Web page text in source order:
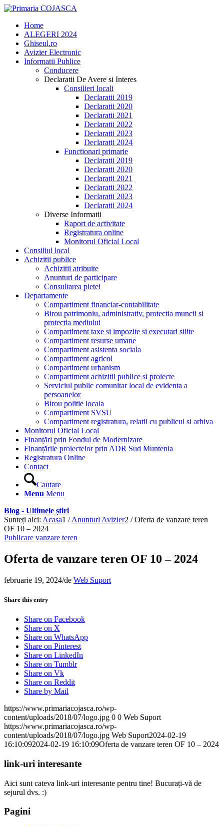
Home
ALEGERI 2024
Ghiseul.ro
Avizier Electronic
Informatii Publice
Conducere
Declaratii De Avere si Interes
Consilieri locali
Declaratii 2019
Declaratii 2020
Declaratii 2021
Declaratii 2022
Declaratii 2023
Declaratii 2024
Functionari primarie
Declaratii 2019
Declaratii 2020
Declaratii 2021
Declaratii 2022
Declaratii 2023
Declaratii 2024
Diverse Informatii
Raport de activitate
Registratura online
Monitorul Oficial Local
Consiliul local
Achizitii publice
Achizitii atribuite
Anunturi de participare
Consultarea pietei
Departamente
Compartiment financiar-contabilitate
Birou patrimoniu, administrativ, protectia muncii si
protectia mediului
Compartiment taxe si impozite si executari silite
Compartiment resurse umane
Compartiment asistenta sociala
Compartiment agricol
Compartiment urbanism
Compartiment achizitii publice si proiecte
Serviciul public comunitar local de evidenta a
persoanelor
Birou politie locala
Compartiment SVSU
Compartiment registratura, relatii cu publicul si arhiva
Monitorul Oficial Local
Finanțări prin Fondul de Modernizare
Finanțările proiectelor prin ADR Sud Muntenia
Registratura Online
Contact
Cautare
Menu Menu
Blog - Ultimele știri
Sunteți aici: Acasa1 / Anunturi Avizier2 / Oferta de vanzare teren
OF 10 – 2024
Publicare vanzare teren
Oferta de vanzare teren OF 10 – 2024
februarie 19, 2024/de Web Suport
Share this entry
Share on Facebook
Share on X
Share on WhatsApp
Share on Pinterest
Share on LinkedIn
Share on Tumblr
Share on Vk
Share on Reddit
Share by Mail
https://www.primariacojasca.ro/wp-
content/uploads/2018/07/logo.jpg 0 0 Web Suport
https://www.primariacojasca.ro/wp-
content/uploads/2018/07/logo.jpg Web Suport2024-02-19
16:10:092024-02-19 16:10:09Oferta de vanzare teren OF 10 – 2024
link-uri interesante
Aici sunt cateva link-uri interesante pentru tine! Bucurați-vă de
sejurul dvs. :)
Pagini